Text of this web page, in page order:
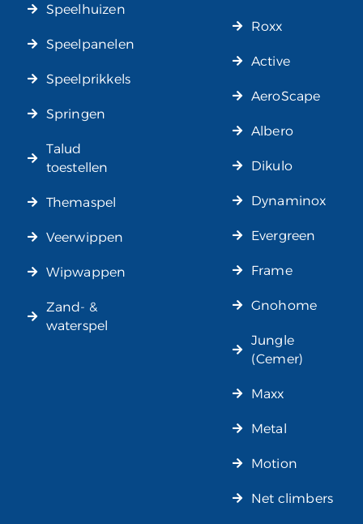
Speelhuizen
Speelpanelen
Speelprikkels
Springen
Talud
toestellen
Themaspel
Veerwippen
Wipwappen
Zand- &
waterspel
Roxx
Active
AeroScape
Albero
Dikulo
Dynaminox
Evergreen
Frame
Gnohome
Jungle
(Cemer)
Maxx
Metal
Motion
Net climbers